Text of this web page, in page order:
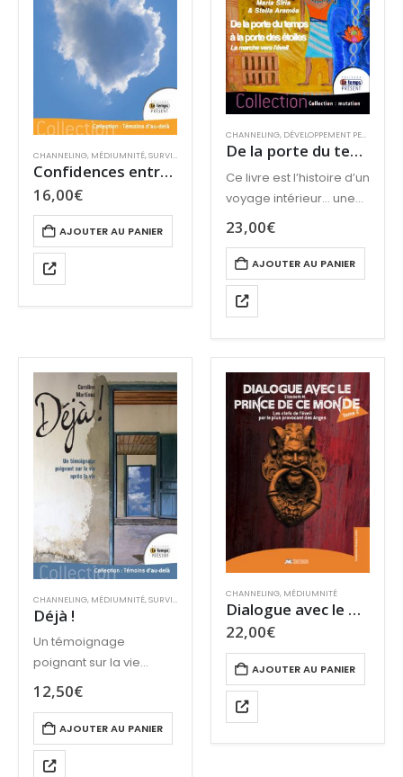
CHANNELING, MÉDIUMNITÉ,SURVIE ET PARANORMAL
Confidences entre ciel et terre
16,00€
AJOUTER AU PANIER
CHANNELING, DÉVELOPPEMENT PERSONNEL
De la porte du temps à la porte des étoiles
Ce livre est l’histoire d’un
voyage intérieur… une
odyssée de la
conscience !
23,00€
AJOUTER AU PANIER
CHANNELING, MÉDIUMNITÉ,SURVIE ET PARANORMAL ,TCI
Déjà !
Un témoignage
poignant sur la vie
après la vie
par Caroline Martinez
12,50€
AJOUTER AU PANIER
CHANNELING, MÉDIUMNITÉ
Dialogue avec le prince de ce monde – Tome II
22,00€
AJOUTER AU PANIER